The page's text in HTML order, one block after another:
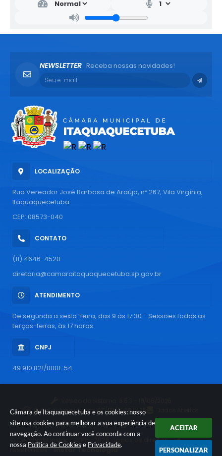
Câmara de Itaquaquecetuba e os cookies: nosso
site usa cookies para melhorar a sua experiência de
navegação. Ao continuar você concorda com a
nossa Política de Cookies e Privacidade.
ACEITAR
PERSONALIZAR
LOCALIZAÇÃO
Rua Vereador José Barbosa de Araújo, nº 267, Vila Virgínia,
Itaquaquecetuba
CEP: 08573-040
CONTATO
(11) 4646-4520
diretoria@camaraitaquaquecetuba.sp.gov.br
ATENDIMENTO
De segunda a sexta-feira, das 9 às 17:30 - Sessões todas as
terças-feiras, às 17 horas
CNPJ
49.910.821/0001-54
NEWSLETTER Receba nossas novidades!
Portal atualizado em:07/08/2026 12:25
© Copyright Instar - 2006-2026. Todos os direitos
reservados -Instar Tecnologia